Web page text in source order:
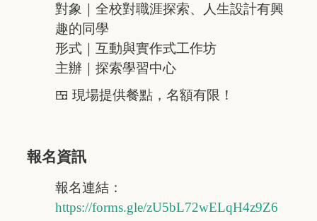
對象｜全校對職涯探索、人生設計有興
趣的同學
形式｜互動與實作式工作坊
主辦｜探索學習中心
🍱 現場提供餐點，名額有限！
報名資訊
報名連結：
https://forms.gle/zU5bL72wELqH4z9Z6